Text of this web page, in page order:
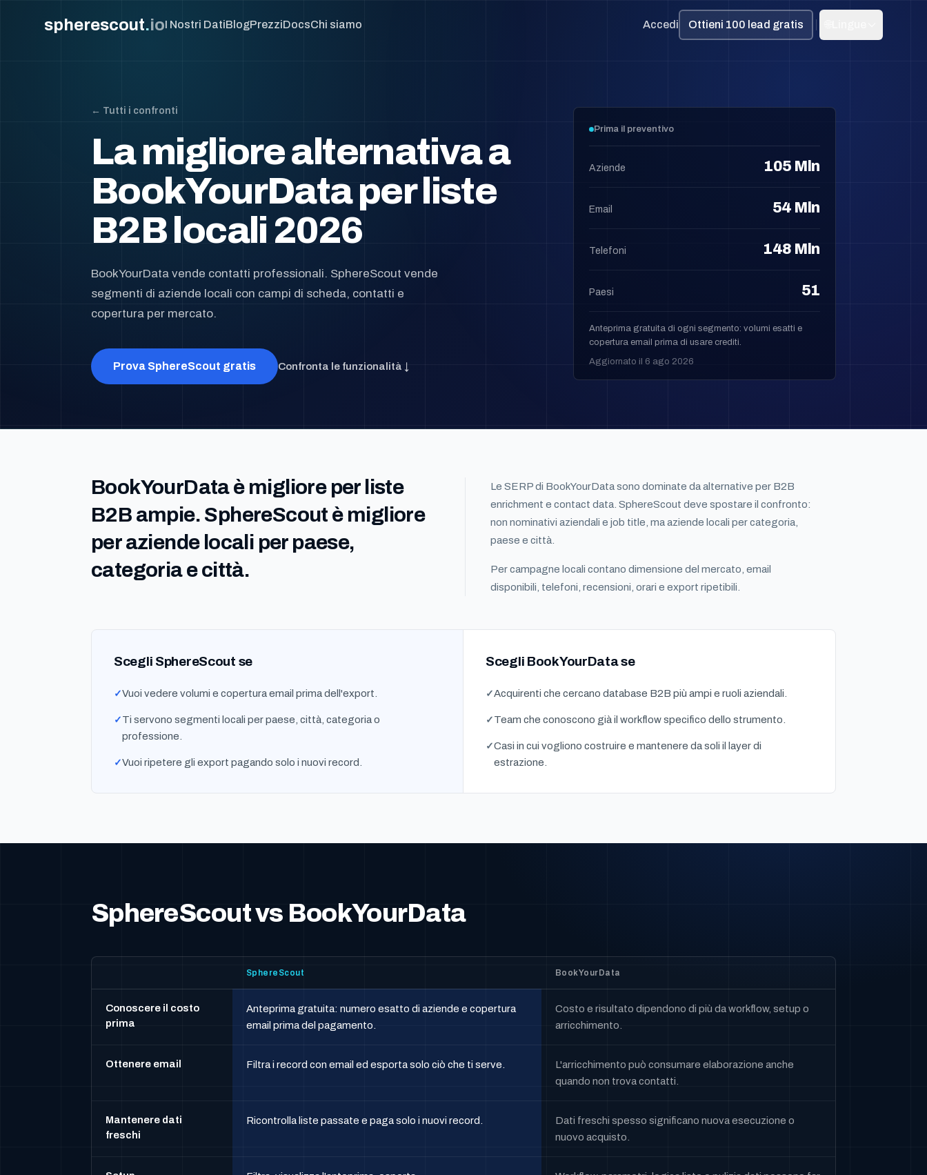
spherescout.ioI Nostri DatiBlogPrezziDocsChi siamo Accedi Ottieni 100 lead gratis
← Tutti i confronti
La migliore alternativa a
BookYourData per liste
B2B locali 2026
BookYourData vende contatti professionali. SphereScout vende
segmenti di aziende locali con campi di scheda, contatti e
copertura per mercato.
Prova SphereScout gratis Confronta le funzionalità ↓
Prima il preventivo
Aziende 105 Mln
Email 54 Mln
Telefoni 148 Mln
Paesi 51
Anteprima gratuita di ogni segmento: volumi esatti e
copertura email prima di usare crediti.
Aggiornato il 6 ago 2026
BookYourData è migliore per liste
B2B ampie. SphereScout è migliore
per aziende locali per paese,
categoria e città.
Le SERP di BookYourData sono dominate da alternative per B2B
enrichment e contact data. SphereScout deve spostare il confronto:
non nominativi aziendali e job title, ma aziende locali per categoria,
paese e città.
Per campagne locali contano dimensione del mercato, email
disponibili, telefoni, recensioni, orari e export ripetibili.
Scegli SphereScout se
Vuoi vedere volumi e copertura email prima dell'export.
Ti servono segmenti locali per paese, città, categoria o
professione.
Vuoi ripetere gli export pagando solo i nuovi record.
Scegli BookYourData se
Acquirenti che cercano database B2B più ampi e ruoli aziendali.
Team che conoscono già il workflow specifico dello strumento.
Casi in cui vogliono costruire e mantenere da soli il layer di
estrazione.
SphereScout vs BookYourData
SphereScout BookYourData
Conoscere il costo
prima
Anteprima gratuita: numero esatto di aziende e copertura
email prima del pagamento.
Costo e risultato dipendono di più da workflow, setup o
arricchimento.
Ottenere email Filtra i record con email ed esporta solo ciò che ti serve.
L'arricchimento può consumare elaborazione anche
quando non trova contatti.
Mantenere dati
freschi
Ricontrolla liste passate e paga solo i nuovi record.
Dati freschi spesso significano nuova esecuzione o
nuovo acquisto.